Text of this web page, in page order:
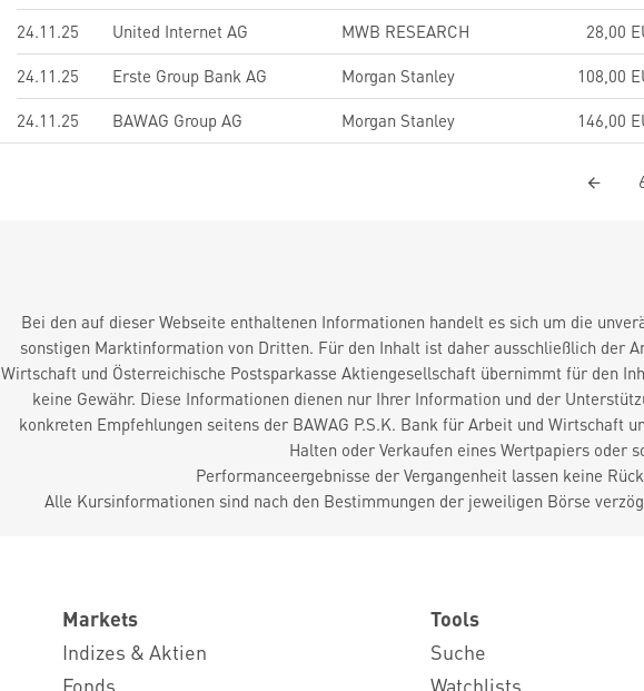
24.11.25
United Internet AG MWB RESEARCH 28,00
24.11.25
Erste Group Bank AG Morgan Stanley 108,00
24.11.25
BAWAG Group AG Morgan Stanley 146,00
Bei den auf dieser Webseite enthaltenen Informationen handelt es sich um die
sonstigen Marktinformation von Dritten. Für den Inhalt ist daher ausschließlich der
Wirtschaft und Österreichische Postsparkasse Aktiengesellschaft übernimmt für den
keine Gewähr. Diese Informationen dienen nur Ihrer Information und der
konkreten Empfehlungen seitens der BAWAG P.S.K. Bank für Arbeit und Wirtschaft
Halten oder Verkaufen eines Wertpapiers oder
Performanceergebnisse der Vergangenheit lassen keine
Alle Kursinformationen sind nach den Bestimmungen der jeweiligen Börse
Markets
Indizes & Aktien
Fonds
Tools
Suche
Watchlists